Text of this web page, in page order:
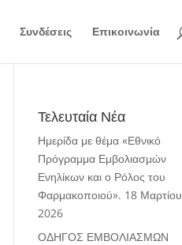
Συνδέσεις Επικοινωνία
Τελευταία Νέα
Ημερίδα με θέμα «Εθνικό
Πρόγραμμα Εμβολιασμών
Ενηλίκων και ο Ρόλος του
Φαρμακοποιού». 18 Μαρτίου
2026
ΟΔΗΓΟΣ ΕΜΒΟΛΙΑΣΜΩΝ